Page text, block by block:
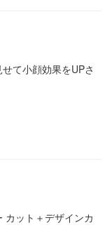
て小顔効果をUPさ
カット＋デザインカ